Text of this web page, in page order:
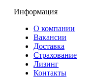
Информация
О компании
Вакансии
Доставка
Страхование
Лизинг
Контакты